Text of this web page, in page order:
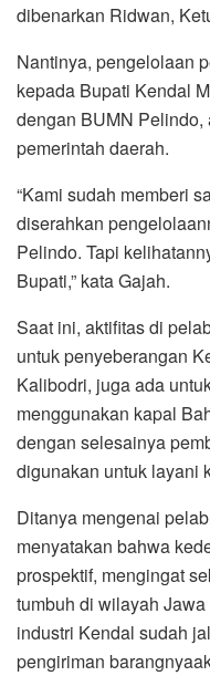
dibenarkan Ridwan,
Nantinya, pengelolaan
kepada Bupati Kendal
dengan BUMN
pemerintah daerah.
“Kami sudah memberi
diserahkan
Pelindo. Tapi
Bupati,” kata Gajah.
Saat ini, aktifitas di
untuk penyeberangan
Kalibodri, juga ada
menggunakan kapal
dengan selesainya
digunakan untuk layani
Ditanya mengenai
menyatakan bahwa
prospektif, mengingat
tumbuh di wilayah
industri Kendal sudah
pengiriman